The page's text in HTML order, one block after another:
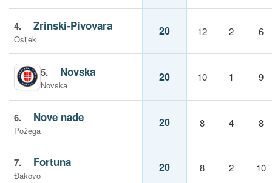
4. Zrinski-Pivovara
Osijek
20 12 2 6
5. Novska
Novska
20 10 1 9
6. Nove nade
Požega
20 8 4 8
7. Fortuna
Đakovo
20 8 2 10